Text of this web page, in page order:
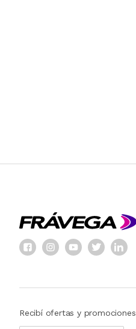
Recibí ofertas y promociones